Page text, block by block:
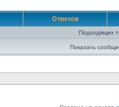
Ответов
Подходящих
Показать